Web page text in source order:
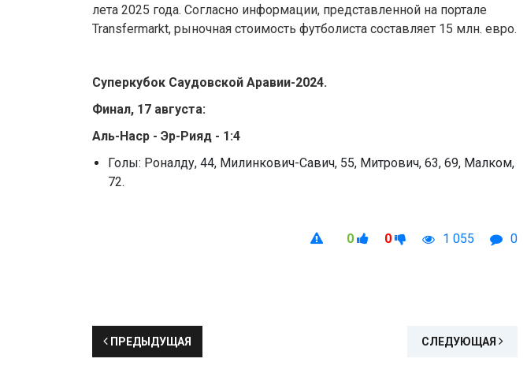
лета 2025 года. Согласно информации, представленной на портале
Transfermarkt, рыночная стоимость футболиста составляет 15 млн. евро.
Суперкубок Саудовской Аравии-2024.
Финал, 17 августа:
Аль-Наср - Эр-Рияд - 1:4
Голы: Роналду, 44, Милинкович-Савич, 55, Митрович, 63, 69, Малком,
72.
0 0 1 055 0
ПРЕДЫДУЩАЯ СЛЕДУЮЩАЯ